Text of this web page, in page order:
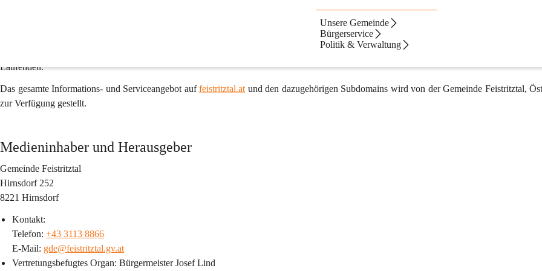
Unsere Gemeinde
Bürgerservice
Politik & Verwaltung
ist die offizielle Online-Plattform der Gemeinde Feistritztal. Hier und auf zugehörigen Subdomains finden Sie eine
Informationen und Diensten zu unterschiedlichsten Themenbereichen. Sei es Tourismus, Kultur, Alltagsleben in Feistritztal, politische
oder administrative Belange – unser Webangebot bietet einen umfassenden Überblick. Zudem halten wir Sie mit aktuellen Nachrichten stets
Laufenden.
Das gesamte Informations- und Serviceangebot auf feistritztal.at und den dazugehörigen Subdomains wird von der Gemeinde Feistritztal,
zur Verfügung gestellt.
Medieninhaber und Herausgeber
Gemeinde Feistritztal
Hirnsdorf 252
8221 Hirnsdorf
Kontakt:
Telefon: +43 3113 8866
E-Mail: gde@feistritztal.gv.at
Vertretungsbefugtes Organ: Bürgermeister Josef Lind